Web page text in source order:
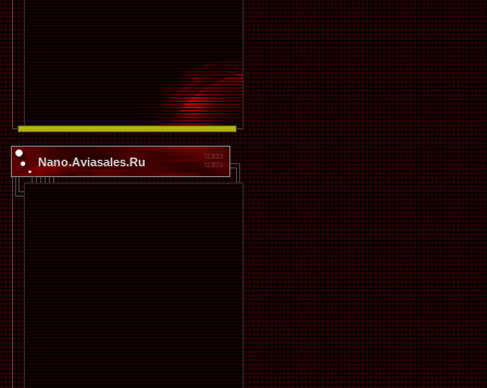
Nano.Aviasales.Ru